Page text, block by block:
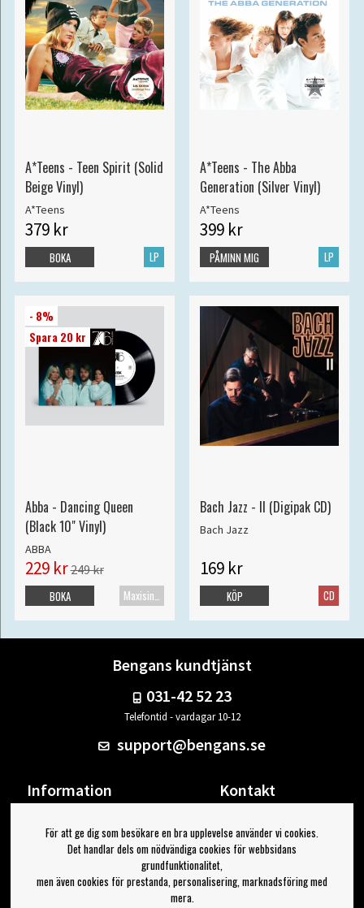
A*Teens - Teen Spirit (Solid
Beige Vinyl)
A*Teens
379 kr
LP
BOKA
A*Teens - The Abba
Generation (Silver Vinyl)
A*Teens
399 kr
LP
PÅMINN MIG
- 8%
Spara 20 kr
Abba - Dancing Queen
(Black 10" Vinyl)
ABBA
229 kr249 kr
Maxisingel
BOKA
Bach Jazz - II (Digipak CD)
Bach Jazz
169 kr
CD
KÖP
Bengans kundtjänst
031-42 52 23
Telefontid - vardagar 10-12
support@bengans.se
Information
Om Bengans
FAQ / Köp- & Leveransvillkor
Kontakt
Din sida
Logga ut
Jag vill ha tips från Bengans
För att ge dig som besökare en bra upplevelse använder vi cookies.
Det handlar dels om nödvändiga cookies för webbsidans
grundfunktionalitet,
men även cookies för prestanda, personalisering, marknadsföring med
mera.